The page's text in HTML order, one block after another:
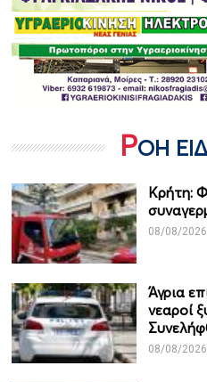
ΡΟΗ
Κρήτη:
08/08/
Άγρια
νεαροί
08/08/